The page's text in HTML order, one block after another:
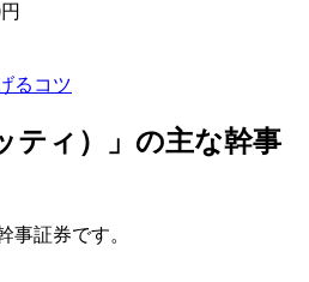
るコツ
ティ）」の主な幹事
事証券です。